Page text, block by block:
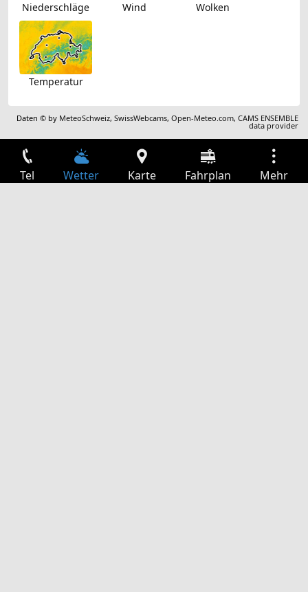
Niederschläge Wind Wolken
Temperatur
Daten © by MeteoSchweiz,SwissWebcams,Open-Meteo.com,CAMS ENSEMBLE
data provider
Tel Wetter Karte Fahrplan Mehr